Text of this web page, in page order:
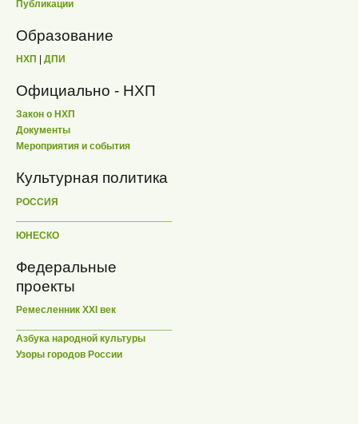
Публикации
Образование
НХП ДПИ
Официально - НХП
Закон о НХП
Документы
Мероприятия и события
Культурная политика
РОССИЯ
ЮНЕСКО
Федеральные
проекты
Ремесленник XXI век
Азбука народной культуры
Узоры городов России